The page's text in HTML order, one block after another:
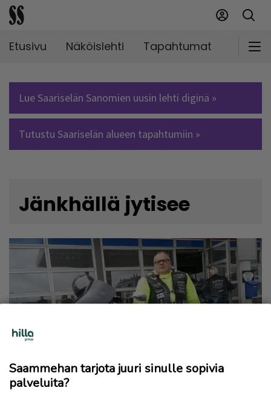
Etusivu Näköislehti Tapahtumat
Lue Saariselän Sanomien uusin lehti diginä »
Tutustu Saariselän alueen tapahtumiin »
Jänkhällä jytisee
Saammehan tarjota juuri sinulle sopivia
palveluita?